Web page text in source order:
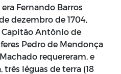
Fernando Barros
dezembro de 1704,
Capitão Antônio de
Pedro de Mendonça
requereram, e
léguas de terra (18